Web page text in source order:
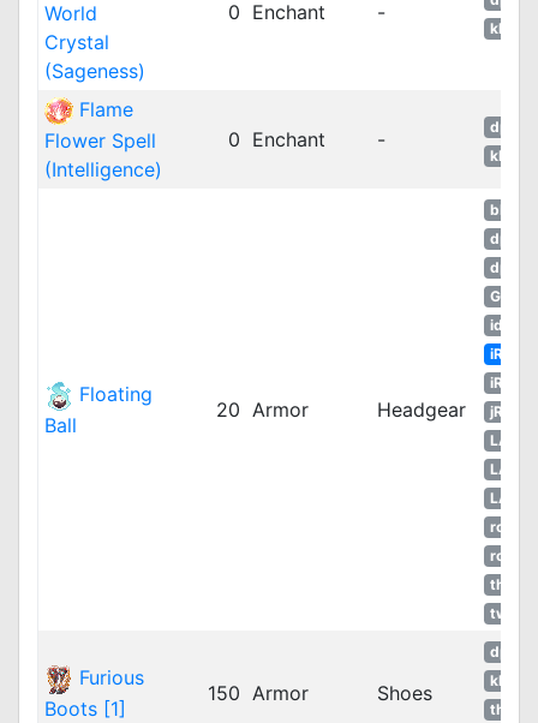
World
Crystal
(Sageness)
0 Enchant -
kROM
Flame
Flower Spell
(Intelligence)
0 Enchant -
dpRO
kROM
Floating
Ball
20 Armor Headgear
bRO
dpRO
dpROS
GGH
idRO
iRO
iROT
jRO
ropEU
ropRU
thROG
twRO
Furious
Boots [1]
150 Armor Shoes
dpRO
kROM
thROG